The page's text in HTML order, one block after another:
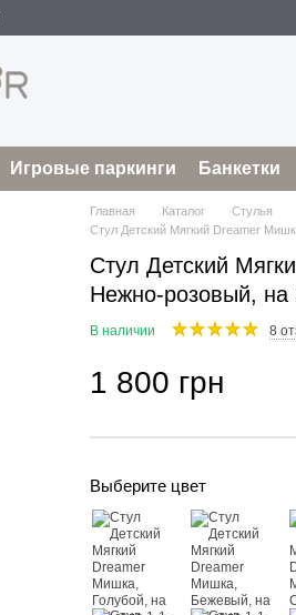
Игровые паркинги Банкетки
Главная Каталог
Стулья
Стул Детский Мягкий Dreamer
Стул Детский
Нежно-розовый, на
В наличии 8
1 800 грн
Выберите цвет